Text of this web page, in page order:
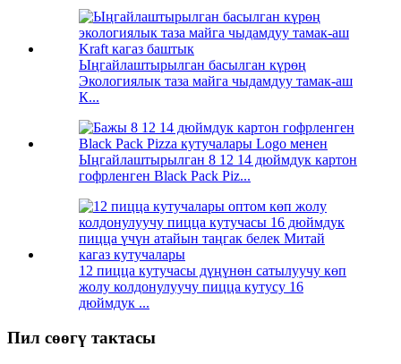
Ыңгайлаштырылган басылган күрөң
Экологиялык таза майга чыдамдуу тамак-аш
К...
Ыңгайлаштырылган 8 12 14 дюймдук картон
гофрленген Black Pack Piz...
12 пицца кутучасы дүңүнөн сатылуучу көп
жолу колдонулуучу пицца кутусу 16
дюймдук ...
Пил сөөгү тактасы